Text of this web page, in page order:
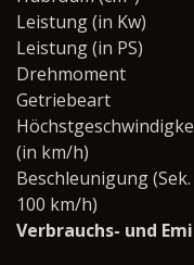
Leistung (in Kw)
Leistung (in PS)
Drehmoment
Getriebeart
(in km/h)
Beschleunigung (Sek.
100 km/h)
Verbrauchs- und